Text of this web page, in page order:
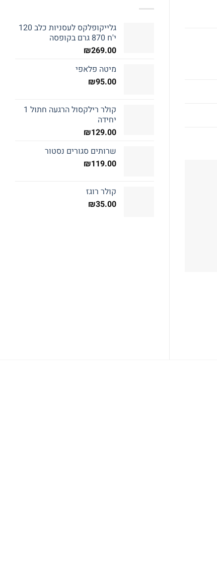
גלייקופלקס לעסניות כלב 120
י'ח 870 גרם בקופסה
₪269.00
מיטה פלאפי
₪95.00
קולר רילקסול הרגעה חתול 1
יחידה
₪129.00
שרותים סגורים נסטור
₪119.00
קולר רוגז
₪35.00